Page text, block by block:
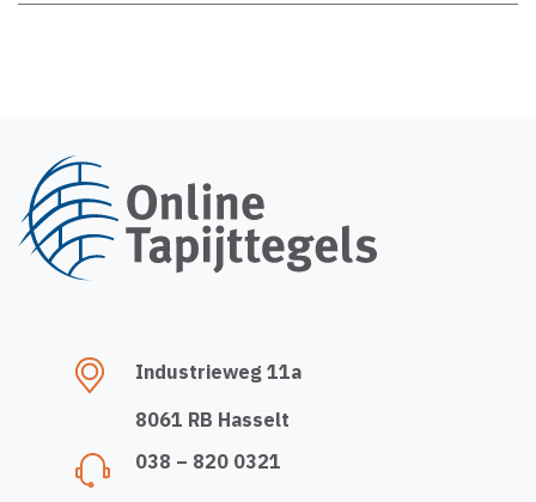
Industrieweg 11a
8061 RB Hasselt
038 – 820 0321